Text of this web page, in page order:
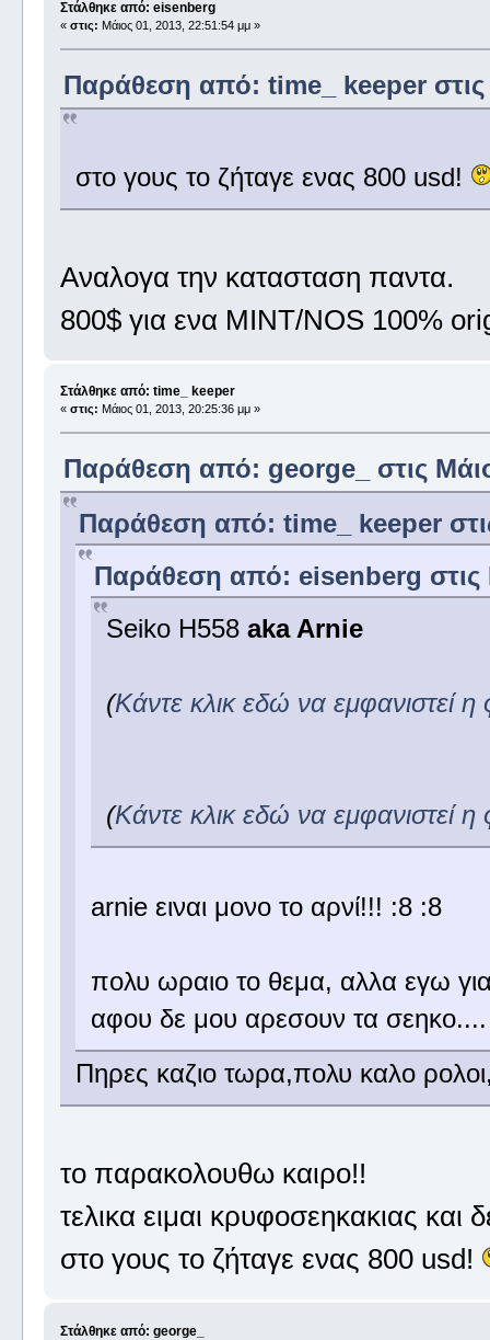
Στάλθηκε από: eisenberg
« στις: Μάιος 01, 2013, 22:51:54 μμ »
Παράθεση από: time_ keeper
στο γους το ζήταγε ενας 800 usd!
Αναλογα την κατασταση παντα.
800$ για ενα MINT/NOS 100%
Στάλθηκε από: time_ keeper
« στις: Μάιος 01, 2013, 20:25:36 μμ »
Παράθεση από: george_ στις
Παράθεση από: time_ keeper
Παράθεση από: eisenberg στις
Seiko H558 aka Arnie
(Κάντε κλικ εδώ να εμφανιστεί
(Κάντε κλικ εδώ να εμφανιστεί
arnie ειναι μονο το αρνί!!! :8 :8
πολυ ωραιο το θεμα, αλλα εγω
αφου δε μου αρεσουν τα
Πηρες καζιο τωρα,πολυ καλο
το παρακολουθω καιρο!!
τελικα ειμαι κρυφοσεηκακιας και
στο γους το ζήταγε ενας 800 usd!
Στάλθηκε από: george_